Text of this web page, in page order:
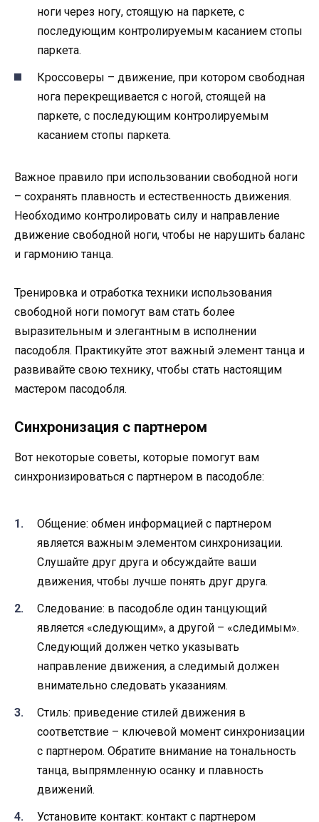
ноги через ногу, стоящую на паркете, с
последующим контролируемым касанием стопы
паркета.
Кроссоверы – движение, при котором свободная
нога перекрещивается с ногой, стоящей на
паркете, с последующим контролируемым
касанием стопы паркета.
Важное правило при использовании свободной ноги
– сохранять плавность и естественность движения.
Необходимо контролировать силу и направление
движение свободной ноги, чтобы не нарушить баланс
и гармонию танца.
Тренировка и отработка техники использования
свободной ноги помогут вам стать более
выразительным и элегантным в исполнении
пасодобля. Практикуйте этот важный элемент танца и
развивайте свою технику, чтобы стать настоящим
мастером пасодобля.
Синхронизация с партнером
Вот некоторые советы, которые помогут вам
синхронизироваться с партнером в пасодобле:
Общение: обмен информацией с партнером
является важным элементом синхронизации.
Слушайте друг друга и обсуждайте ваши
движения, чтобы лучше понять друг друга.
Следование: в пасодобле один танцующий
является «следующим», а другой – «следимым».
Следующий должен четко указывать
направление движения, а следимый должен
внимательно следовать указаниям.
Стиль: приведение стилей движения в
соответствие – ключевой момент синхронизации
с партнером. Обратите внимание на тональность
танца, выпрямленную осанку и плавность
движений.
Установите контакт: контакт с партнером